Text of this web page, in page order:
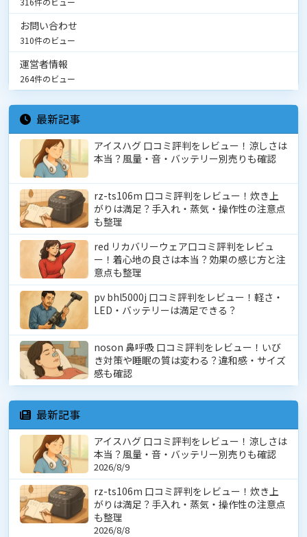
お問い合わせ
310件のビュー
運営者情報
264件のビュー
最新記事
アイスハグ 口コミ評判をレビュー！涼しさは
本当？風量・音・バッテリー別売りも確認
rz-ts106m 口コミ評判をレビュー！炊き上
がりは満足？手入れ・蒸気・操作性の注意点
も整理
red リカバリーウェア口コミ評判をレビュ
ー！着心地の良さは本当？効果の感じ方と注
意点も整理
pv bhl5000j 口コミ評判をレビュー！軽さ・
LED・バッテリーは満足できる？
noson 鼻呼吸 口コミ評判をレビュー！いび
き対策や睡眠の質は変わる？違和感・サイズ
感も確認
最新記事
アイスハグ 口コミ評判をレビュー！涼しさは
本当？風量・音・バッテリー別売りも確認
2026/8/9
rz-ts106m 口コミ評判をレビュー！炊き上
がりは満足？手入れ・蒸気・操作性の注意点
も整理
2026/8/8